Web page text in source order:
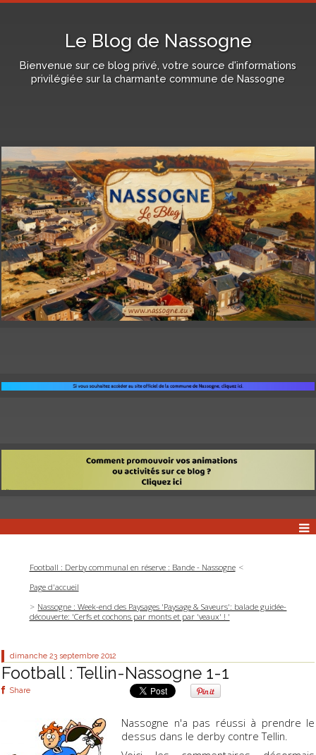
Le Blog de Nassogne
Bienvenue sur ce blog privé, votre source d'informations
privilégiée sur la charmante commune de Nassogne
Football : Derby communal en réserve : Bande - Nassogne
Page d'accueil
Nassogne : Week-end des Paysages 'Paysage & Saveurs': balade guidée-
découverte: 'Cerfs et cochons par monts et par 'veaux' ! '
dimanche 23 septembre 2012
Football : Tellin-Nassogne 1-1
Share
Nassogne n'a pas réussi à prendre le
dessus dans le derby contre Tellin.